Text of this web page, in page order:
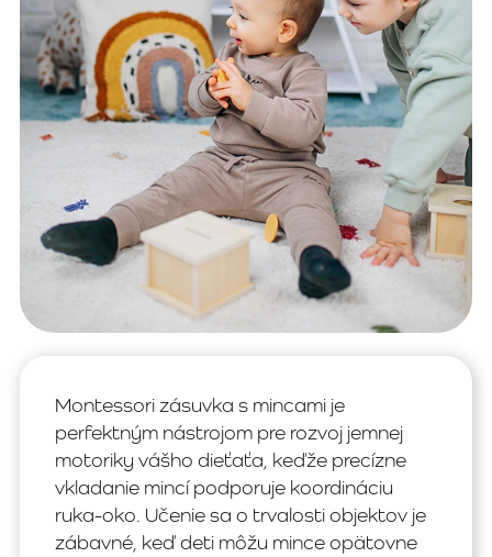
Montessori zásuvka s mincami je
perfektným nástrojom pre rozvoj jemnej
motoriky vášho dieťaťa, keďže precízne
vkladanie mincí podporuje koordináciu
ruka-oko. Učenie sa o trvalosti objektov je
zábavné, keď deti môžu mince opätovne